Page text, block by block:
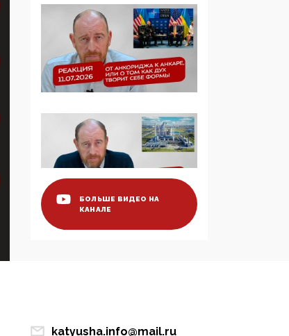
продолжают
определять повестку в
образовании
09:43, 01 Июня 2026
5G за счет здоровья
намерено отобрать у
регионов и
муниципалитетов право
защищать жилые дома
и социальные объекты
от ЭМИ
05:58, 26 Мая 2026
07:39, 25 Мая 2026
БОЛЬШЕ ВИДЕО НА
КАНАЛЕ
katyusha.info@mail.ru